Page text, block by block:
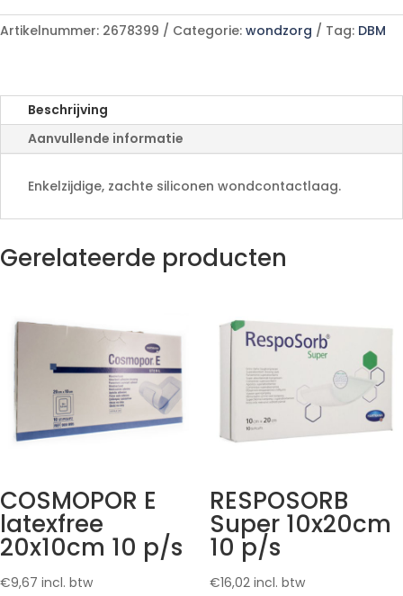
289100
l
t
n
a
:
Artikelnummer: 2678399 Categorie: wondzorg Tag: DBM
Beschrijving
Aanvullende informatie
Enkelzijdige, zachte siliconen wondcontactlaag.
Gerelateerde producten
COSMOPOR E
latexfree
20x10cm 10 p/s
€9,67 incl. btw
RESPOSORB
Super 10x20cm
10 p/s
€16,02 incl. btw